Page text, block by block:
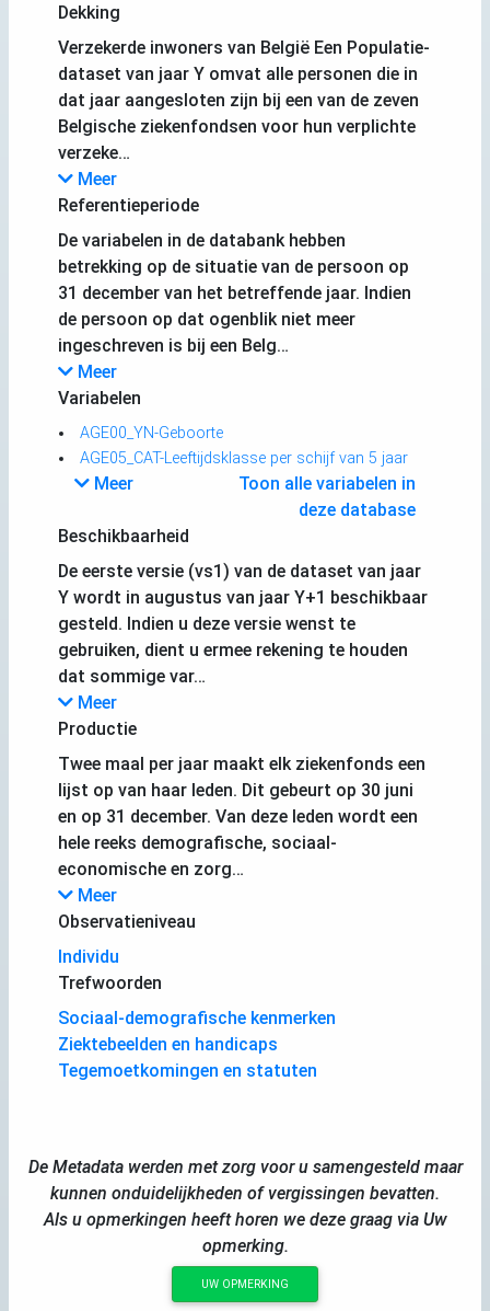
Dekking
Verzekerde inwoners van België Een Populatie-
dataset van jaar Y omvat alle personen die in
dat jaar aangesloten zijn bij een van de zeven
Belgische ziekenfondsen voor hun verplichte
verzeke…
Meer
Referentieperiode
De variabelen in de databank hebben
betrekking op de situatie van de persoon op
31 december van het betreffende jaar. Indien
de persoon op dat ogenblik niet meer
ingeschreven is bij een Belg…
Meer
Variabelen
AGE00_YN-Geboorte
AGE05_CAT-Leeftijdsklasse per schijf van 5 jaar
Meer
Toon alle variabelen in
deze database
Beschikbaarheid
De eerste versie (vs1) van de dataset van jaar
Y wordt in augustus van jaar Y+1 beschikbaar
gesteld. Indien u deze versie wenst te
gebruiken, dient u ermee rekening te houden
dat sommige var…
Meer
Productie
Twee maal per jaar maakt elk ziekenfonds een
lijst op van haar leden. Dit gebeurt op 30 juni
en op 31 december. Van deze leden wordt een
hele reeks demografische, sociaal-
economische en zorg…
Meer
Observatieniveau
Individu
Trefwoorden
Sociaal-demografische kenmerken
Ziektebeelden en handicaps
Tegemoetkomingen en statuten
De Metadata werden met zorg voor u samengesteld maar
kunnen onduidelijkheden of vergissingen bevatten.
Als u opmerkingen heeft horen we deze graag via Uw
opmerking.
UW OPMERKING